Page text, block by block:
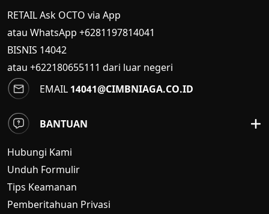
RETAIL Ask OCTO via App
atau WhatsApp +6281197814041
BISNIS 14042
atau +622180655111 dari luar negeri
EMAIL 14041@CIMBNIAGA.CO.ID
BANTUAN
Hubungi Kami
Unduh Formulir
Tips Keamanan
Pemberitahuan Privasi